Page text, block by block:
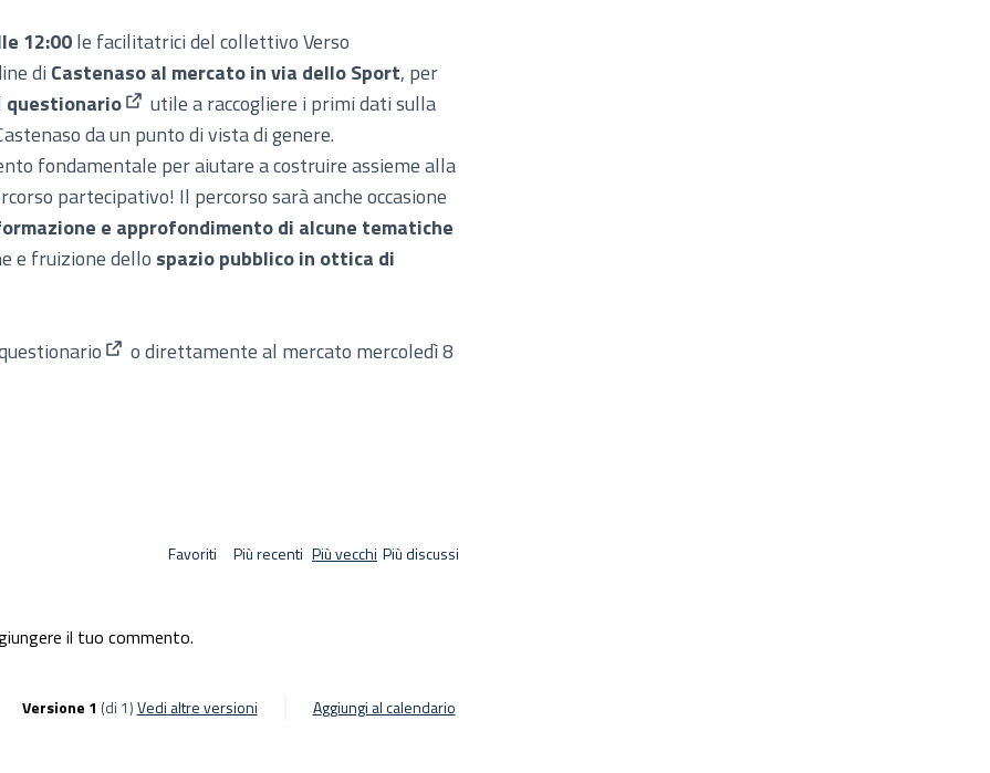
12:00le facilitatrici del collettivo Verso
di Castenaso al mercato in via dello Sport, per
questionario
(Apre in una nuova scheda)
utile a raccogliere i primi dati sulla
da un punto di vista di genere.
fondamentale per aiutare a costruire assieme alla
partecipativo! Il percorso sarà anche occasione
e approfondimento di alcune tematiche
e fruizione dello spazio pubblico in ottica di
o direttamente al mercato mercoledì 8
Favoriti Più recenti Più vecchi Più discussi
il tuo commento.
Versione 1 (di 1) vedi altre versioni Aggiungi al calendario